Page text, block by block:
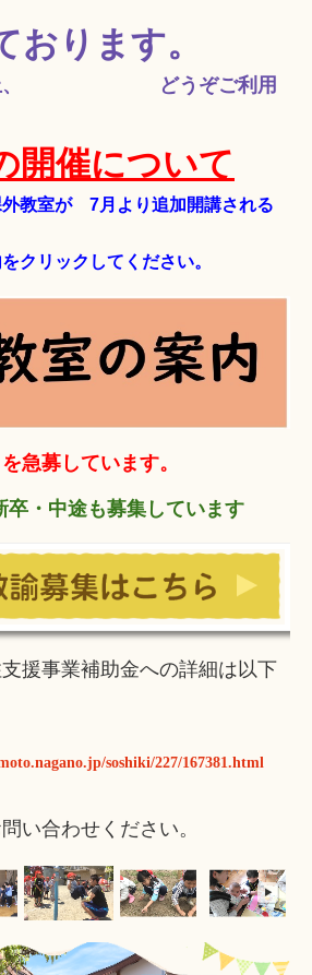
おります。
の上、 どうぞご利用
開催について
外教室が 7月より追加開講される
クリックしてください。
急募しています。
卒・中途も募集しています
援事業補助金への詳細は以下
soshiki/227/167381.html
い合わせください。